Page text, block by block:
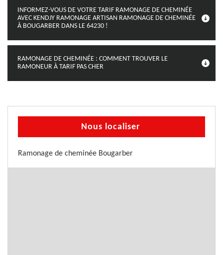
INFORMEZ-VOUS DE VOTRE TARIF RAMONAGE DE CHEMINÉE
AVEC KENDJY RAMONAGE ARTISAN RAMONAGE DE CHEMINÉE
À BOUGARBER DANS LE 64230 !
RAMONAGE DE CHEMINÉE : COMMENT TROUVER LE
RAMONEUR À TARIF PAS CHER
Nous localiser
Ramonage de cheminée Bougarber